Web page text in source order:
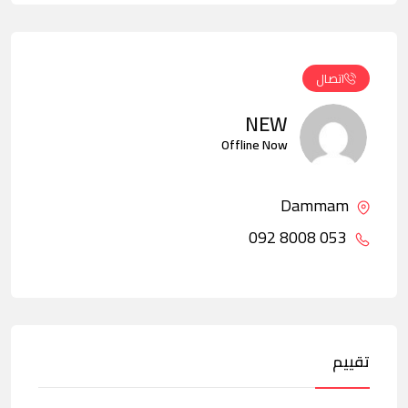
اتصال
NEW
Offline Now
تقييم